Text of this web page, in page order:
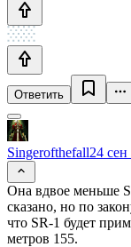
Ответить
Singerofthefall24
Она вдвое меньше
сказано, но по
что SR-1 будет
метров 155.